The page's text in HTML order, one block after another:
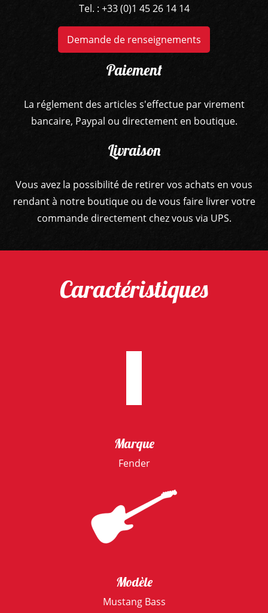
BASSES
AMPLIS
PÉDALES ET EFFETS
AUTRE
Tel. : +33 (0)1 45 26 14 14
Demande de renseignements
Paiement
La réglement des articles s'effectue par virement
bancaire, Paypal ou directement en boutique.
Livraison
Vous avez la possibilité de retirer vos achats en vous
rendant à notre boutique ou de vous faire livrer votre
commande directement chez vous via UPS.
Caractéristiques
Marque
Fender
Modèle
Mustang Bass